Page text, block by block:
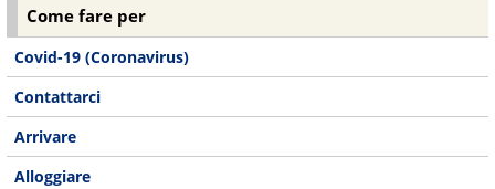
Come fare per
Covid-19 (Coronavirus)
Contattarci
Arrivare
Alloggiare